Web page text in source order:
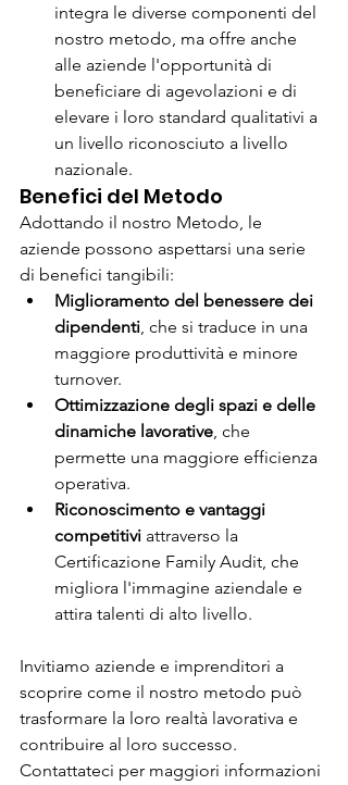
integra le diverse componenti del
nostro metodo, ma offre anche
alle aziende l'opportunità di
beneficiare di agevolazioni e di
elevare i loro standard qualitativi a
un livello riconosciuto a livello
nazionale.
Benefici del Metodo
Adottando il nostro Metodo, le
aziende possono aspettarsi una serie
di benefici tangibili:
Miglioramento del benessere dei
dipendenti, che si traduce in una
maggiore produttività e minore
turnover.
Ottimizzazione degli spazi e delle
dinamiche lavorative, che
permette una maggiore efficienza
operativa.
Riconoscimento e vantaggi
competitivi attraverso la
Certificazione Family Audit, che
migliora l'immagine aziendale e
attira talenti di alto livello.
Invitiamo aziende e imprenditori a
scoprire come il nostro metodo può
trasformare la loro realtà lavorativa e
contribuire al loro successo.
Contattateci per maggiori informazioni